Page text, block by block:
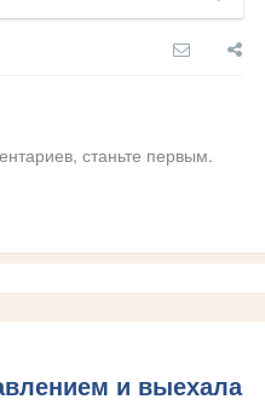
станьте первым.
и выехала